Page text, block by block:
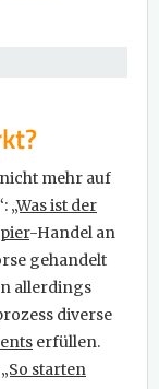
mehr auf
„Was ist der
-Handel an
gehandelt
allerdings
diverse
erfüllen.
„So starten